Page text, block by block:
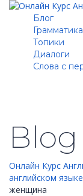
Блог
Грамматика
Топики
Диалоги
Cлова с
Blog
Онлайн Курс
английском языке
женщина